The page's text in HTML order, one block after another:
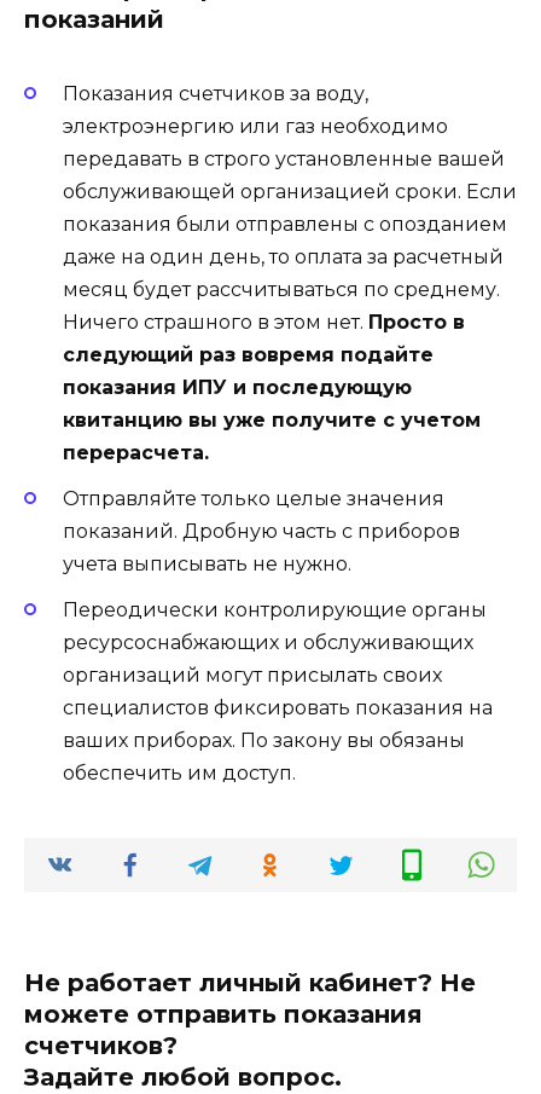
показаний
Показания счетчиков за воду,
электроэнергию или газ необходимо
передавать в строго установленные вашей
обслуживающей организацией сроки. Если
показания были отправлены с опозданием
даже на один день, то оплата за расчетный
месяц будет рассчитываться по среднему.
Ничего страшного в этом нет. Просто в
следующий раз вовремя подайте
показания ИПУ и последующую
квитанцию вы уже получите с учетом
перерасчета.
Отправляйте только целые значения
показаний. Дробную часть с приборов
учета выписывать не нужно.
Переодически контролирующие органы
ресурсоснабжающих и обслуживающих
организаций могут присылать своих
специалистов фиксировать показания на
ваших приборах. По закону вы обязаны
обеспечить им доступ.
Не работает личный кабинет? Не
можете отправить показания
счетчиков?
Задайте любой вопрос.